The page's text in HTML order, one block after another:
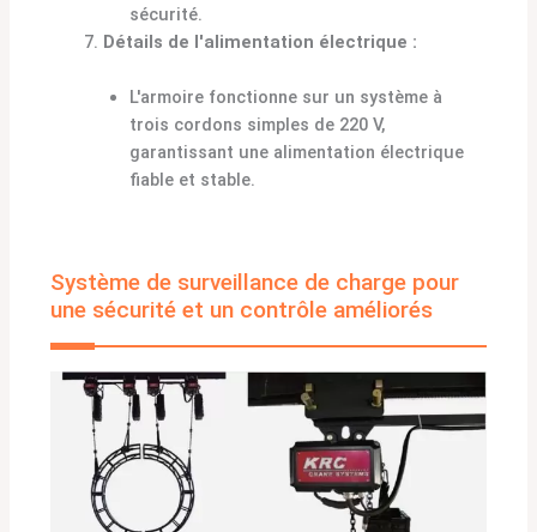
sécurité.
Détails de l'alimentation électrique :
L'armoire fonctionne sur un système à
trois cordons simples de 220 V,
garantissant une alimentation électrique
fiable et stable.
Système de surveillance de charge pour
une sécurité et un contrôle améliorés